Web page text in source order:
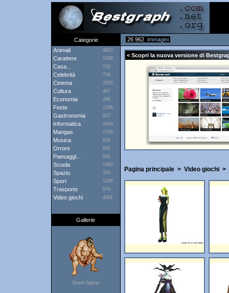
Categorie 26 962 immagini
Animali
4457
Carattere 1038
Casa... 742
Celebrità 759
Cinema 2955
Cultura 467
Economia 296
Feste 1356
Gastronomia 837
Informatica 1644
Mangas 1726
Musica 828
Orrore 645
Paesaggi... 940
Scuola 1080
Spazio 350
Sport 1265
Trasporto 976
Video giochi 4601
Gallerie
Street fighter
< Scopri la nuova versione di
Pagina principale> Video giochi>